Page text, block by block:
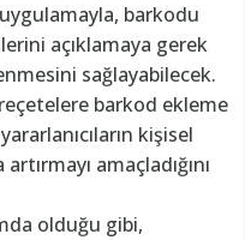
barkodu
açıklamaya gerek
sağlayabilecek.
barkod ekleme
kişisel
amaçladığını
olduğu gibi,